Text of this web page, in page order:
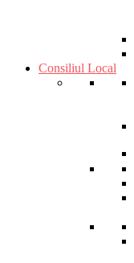
Consiliul Local